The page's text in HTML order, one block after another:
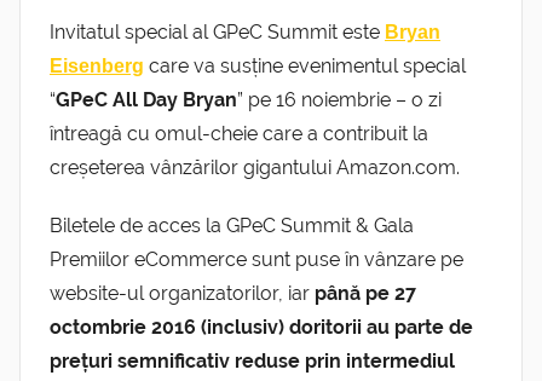
Invitatul special al GPeC Summit este Bryan
Eisenberg care va susține evenimentul special
“GPeC All Day Bryan” pe 16 noiembrie – o zi
întreagă cu omul-cheie care a contribuit la
creșeterea vânzărilor gigantului Amazon.com.
Biletele de acces la GPeC Summit & Gala
Premiilor eCommerce sunt puse în vânzare pe
website-ul organizatorilor, iar până pe 27
octombrie 2016 (inclusiv) doritorii au parte de
prețuri semnificativ reduse prin intermediul